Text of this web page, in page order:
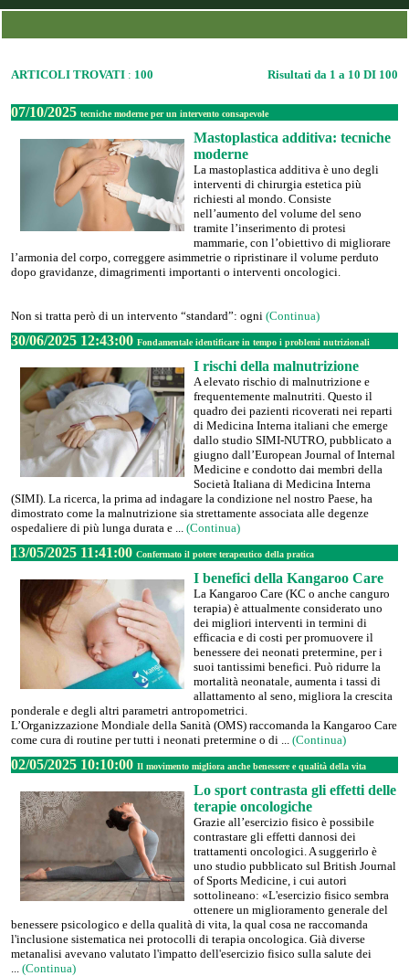
ARTICOLI TROVATI : 100 Risultati da 1 a 10 DI 100
07/10/2025 tecniche moderne per un intervento consapevole
Mastoplastica additiva: tecniche
moderne
La mastoplastica additiva è uno degli
interventi di chirurgia estetica più
richiesti al mondo. Consiste
nell’aumento del volume del seno
tramite l’inserimento di protesi
mammarie, con l’obiettivo di migliorare
l’armonia del corpo, correggere asimmetrie o ripristinare il volume perduto
dopo gravidanze, dimagrimenti importanti o interventi oncologici.
Non si tratta però di un intervento “standard”: ogni (Continua)
30/06/2025 12:43:00 Fondamentale identificare in tempo i problemi nutrizionali
I rischi della malnutrizione
A elevato rischio di malnutrizione e
frequentemente malnutriti. Questo il
quadro dei pazienti ricoverati nei reparti
di Medicina Interna italiani che emerge
dallo studio SIMI-NUTRO, pubblicato a
giugno dall’European Journal of Internal
Medicine e condotto dai membri della
Società Italiana di Medicina Interna
(SIMI). La ricerca, la prima ad indagare la condizione nel nostro Paese, ha
dimostrato come la malnutrizione sia strettamente associata alle degenze
ospedaliere di più lunga durata e ... (Continua)
13/05/2025 11:41:00 Confermato il potere terapeutico della pratica
I benefici della Kangaroo Care
La Kangaroo Care (KC o anche canguro
terapia) è attualmente considerato uno
dei migliori interventi in termini di
efficacia e di costi per promuovere il
benessere dei neonati pretermine, per i
suoi tantissimi benefici. Può ridurre la
mortalità neonatale, aumenta i tassi di
allattamento al seno, migliora la crescita
ponderale e degli altri parametri antropometrici.
L’Organizzazione Mondiale della Sanità (OMS) raccomanda la Kangaroo Care
come cura di routine per tutti i neonati pretermine o di ... (Continua)
02/05/2025 10:10:00 Il movimento migliora anche benessere e qualità della vita
Lo sport contrasta gli effetti delle
terapie oncologiche
Grazie all’esercizio fisico è possibile
contrastare gli effetti dannosi dei
trattamenti oncologici. A suggerirlo è
uno studio pubblicato sul British Journal
of Sports Medicine, i cui autori
sottolineano: «L'esercizio fisico sembra
ottenere un miglioramento generale del
benessere psicologico e della qualità di vita, la qual cosa ne raccomanda
l'inclusione sistematica nei protocolli di terapia oncologica. Già diverse
metanalisi avevano valutato l'impatto dell'esercizio fisico sulla salute dei
... (Continua)